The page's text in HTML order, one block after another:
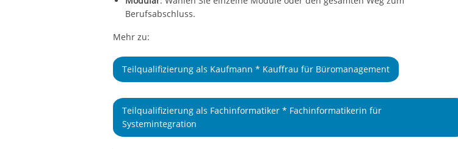
Berufsabschluss.
Mehr zu:
Teilqualifizierung als Kaufmann * Kauffrau für Büromanagement
Teilqualifizierung als Fachinformatiker * Fachinformatikerin für
Systemintegration